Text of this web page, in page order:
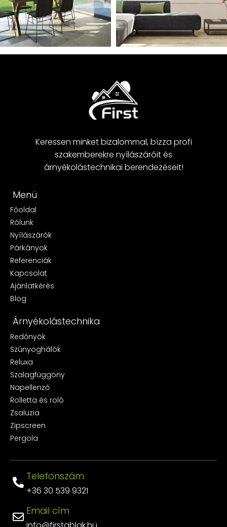
Keressen minket bizalommal, bízza profi
szakemberekre nyílászáróit és
árnyékolástechnikai berendezéseit!
Menü
Főoldal
Rólunk
Nyílászárók
Párkányok
Referenciák
Kapcsolat
Ajánlatkérés
Blog
Árnyékolástechnika
Redőnyök
Szúnyoghálók
Reluxa
Szalagfüggöny
Napellenző
Rolletta és roló
Zsaluzia
Zipscreen
Pergola
+36 30 539 9321
Telefonszám
Email cím